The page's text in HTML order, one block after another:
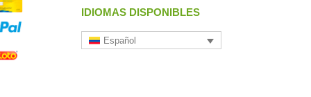
IDIOMAS DISPONIBLES
Español